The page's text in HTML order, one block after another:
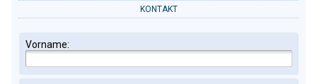
KONTAKT
Vorname: